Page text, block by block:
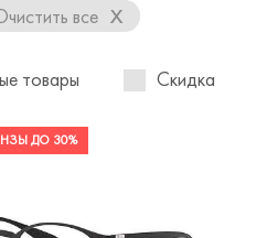
все x
товары Скидка
ДО 30%